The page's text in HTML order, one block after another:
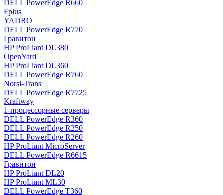
DELL PowerEdge R660
Fplus
YADRO
DELL PowerEdge R770
Гравитон
HP ProLiant DL380
OpenYard
HP ProLiant DL360
DELL PowerEdge R760
Norsi-Trans
DELL PowerEdge R7725
Kraftway
1-процессорные серверы
DELL PowerEdge R360
DELL PowerEdge R250
DELL PowerEdge R260
HP ProLiant MicroServer
DELL PowerEdge R6615
Гравитон
HP ProLiant DL20
HP ProLiant ML30
DELL PowerEdge T360